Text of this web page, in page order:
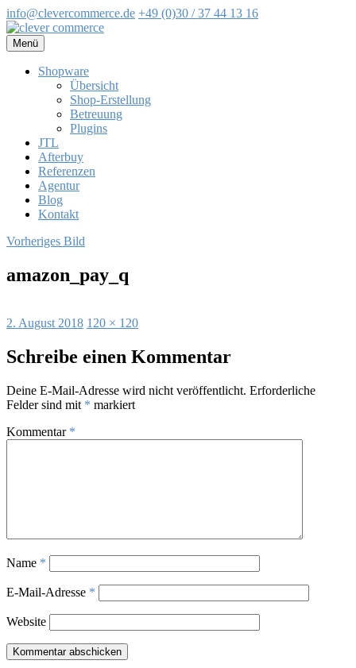
info@clevercommerce.de +49 (0)30 / 37 44 13 16
Zum
Inhalt
springen
Menü
Shopware
Übersicht
Shop-Erstellung
Betreuung
Plugins
JTL
Afterbuy
Referenzen
Agentur
Blog
Kontakt
Vorheriges Bild
amazon_pay_q
Veröffentlicht
2. August 2018 Volle
120 × 120
Schreibe einen Kommentar
Deine E-Mail-Adresse wird nicht veröffentlicht. Erforderliche
Felder sind mit * markiert
Kommentar *
Name *
E-Mail-Adresse *
Website